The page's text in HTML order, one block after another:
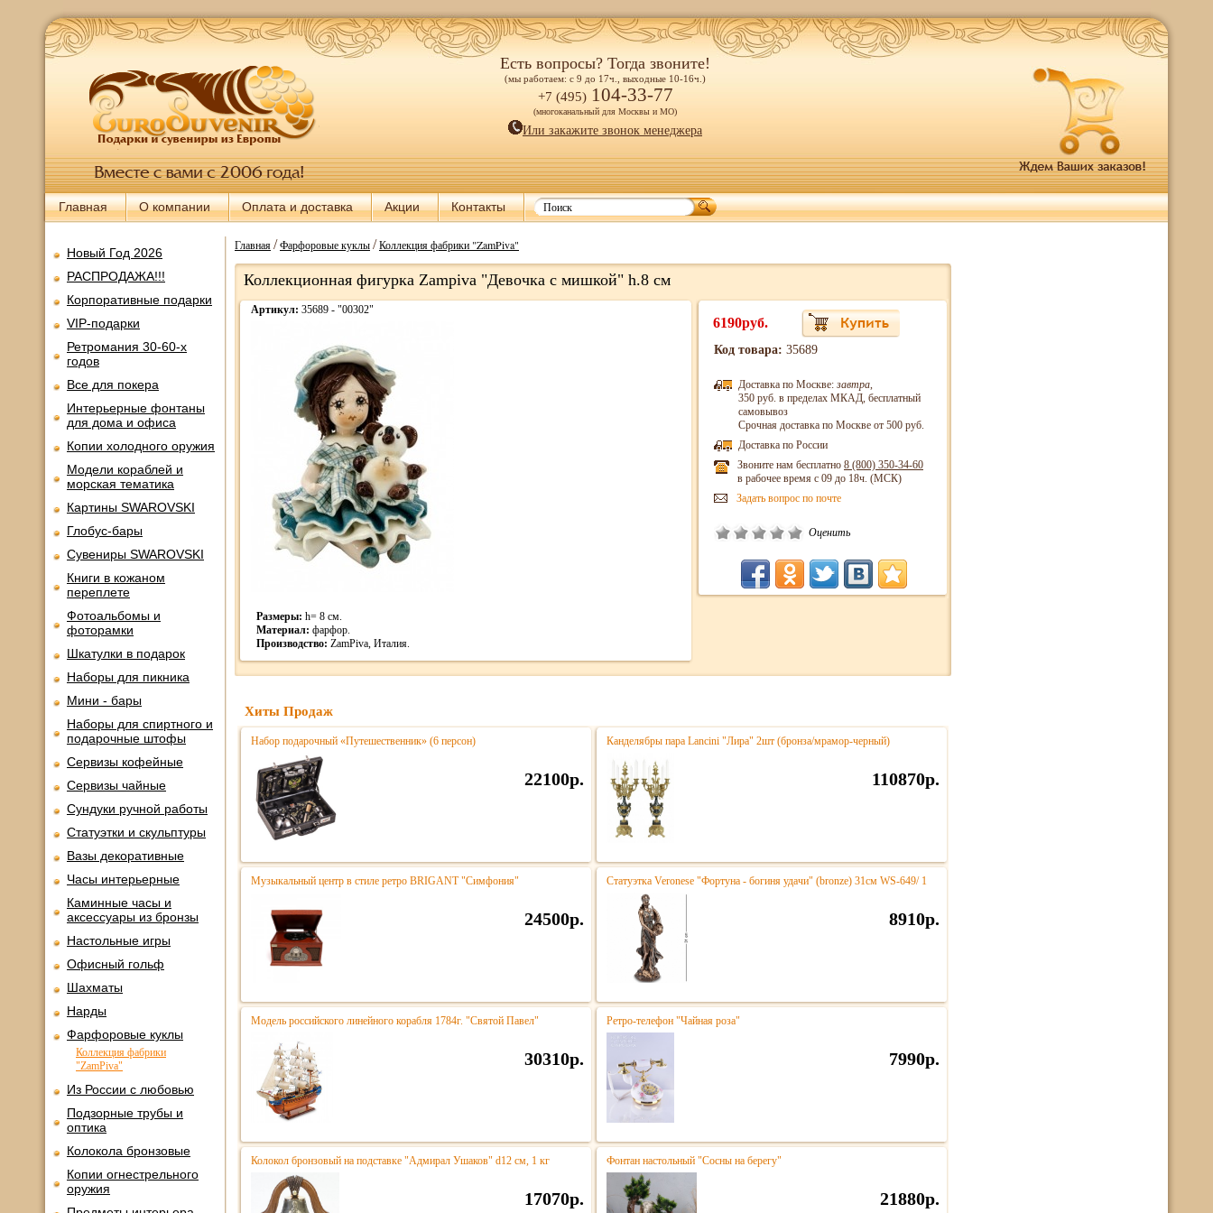
Есть вопросы? Тогда звоните!
(мы работаем: с 9 до 17ч., выходные 10-16ч.)
+7 (495) 104-33-77
(многоканальный для Москвы и МО)
Или закажите звонок менеджера
Главная О компании Оплата и доставка Акции Контакты
Новый Год 2026
РАСПРОДАЖА!!!
Корпоративные подарки
VIP-подарки
Ретромания 30-60-х
годов
Все для покера
Интерьерные фонтаны
для дома и офиса
Копии холодного оружия
Модели кораблей и
морская тематика
Картины SWAROVSKI
Глобус-бары
Сувениры SWAROVSKI
Книги в кожаном
переплете
Фотоальбомы и
фоторамки
Шкатулки в подарок
Наборы для пикника
Мини - бары
Наборы для спиртного и
подарочные штофы
Сервизы кофейные
Сервизы чайные
Сундуки ручной работы
Статуэтки и скульптуры
Вазы декоративные
Часы интерьерные
Каминные часы и
аксессуары из бронзы
Настольные игры
Офисный гольф
Шахматы
Нарды
Фарфоровые куклы
Коллекция фабрики
"ZamPiva"
Из России с любовью
Подзорные трубы и
оптика
Колокола бронзовые
Копии огнестрельного
оружия
Главная/Фарфоровые куклы/Коллекция фабрики "ZamPiva"
Коллекционная фигурка Zampiva "Девочка с мишкой" h.8 см
Артикул: 35689 - "00302"
Размеры: h= 8 см.
Материал: фарфор.
Производство: ZamPiva, Италия.
6190руб.
Код товара: 35689
Доставка по Москве: завтра,
350 руб. в пределах МКАД, бесплатный
самовывоз
Срочная доставка по Москве от 500 руб.
Доставка по России
Звоните нам бесплатно 8 (800) 350-34-60
в рабочее время с 09 до 18ч. (МСК)
Задать вопрос по почте
Оценить
Хиты Продаж
Набор подарочный «Путешественник» (6 персон)
22100р.
Канделябры пара Lancini "Лира" 2шт (бронза/мрамор-черный)
110870р.
Музыкальный центр в стиле ретро BRIGANT "Симфония"
24500р.
Статуэтка Veronese "Фортуна - богиня удачи" (bronze) 31см WS-649/ 1
8910р.
Модель российского линейного корабля 1784г. "Святой Павел"
30310р.
Ретро-телефон "Чайная роза"
7990р.
Колокол бронзовый на подставке "Адмирал Ушаков" d12 см, 1 кг
17070р.
Фонтан настольный "Сосны на берегу"
21880р.